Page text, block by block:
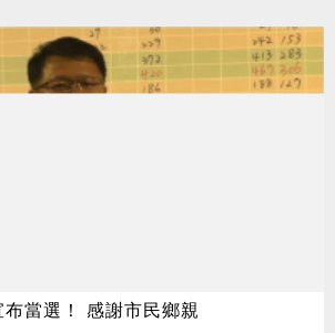
當選！ 感謝市民鄉親